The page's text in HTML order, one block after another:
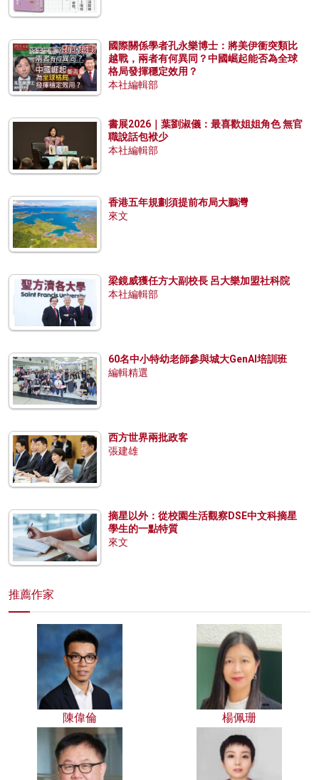
國際關係學者孔永樂博士：將美伊衝突類比
越戰，兩者有何異同？中國崛起能否為全球
格局發揮穩定效用？
本社編輯部
書展2026｜葉劉淑儀：最喜歡姐姐角色 無官
職說話包袱少
本社編輯部
香港五年規劃須提前布局大鵬灣
來文
梁鏡威獲任方大副校長 呂大樂加盟社科院
本社編輯部
60名中小特幼老師參與城大GenAI培訓班
編輯精選
西方世界兩批政客
張建雄
摘星以外：從校園生活觀察DSE中文科摘星
學生的一點特質
來文
推薦作家
陳偉倫 楊佩珊